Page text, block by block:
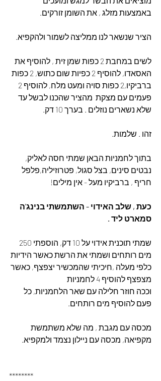
באמצעות מזלג , את השומן זורקים.
הציר שנשאר לנו ממליצה לשמור ולהקפיא.
לשים במחבת 2 כפות שמן זית , להוסיף את
האסאדו, להוסיף 2 כפיות שום כתוש, 2 כפות
פעמים עם מצקת  מהציר שהכנו לבשל עד
שלא נשארים נוזלים . בערך 10 דק.
זהו . שלמות.
בתוך לחמניות הבאן שמתי חסה לאליק,
נבטים סינים, בצל סגול, פטרוזיליה,פלפל
חריף , ברביקיו מעל - אין מילים!
כעת , שלב האידוי - השתמשתי בנינג'ה
סמארט ליד .
מים רותחים ושמתי את הרשת כאשר הידיות
כלפי מעלה ,חיכיתי שהמכשיר יצפצף, כאשר
מצפצף להוסיף 4 לחמניות
וככה חוזר חלילה עם שאר הלחמניות, כל
פעם להוסיף מים רותחים.
מכסה עם מגבת , מה שלא משתמשת
מקפיאה, מכסה עם ניילון נצמד ולמקפיא.
********